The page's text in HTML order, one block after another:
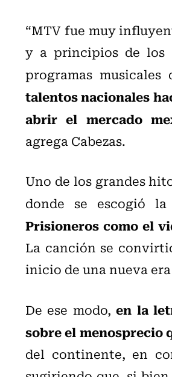
“MTV fue muy
y a principios de los
programas
talentos nacionales
abrir el mercado
agrega Cabezas.
Uno de los grandes
donde se escogió
Prisioneros como el
La canción se
inicio de una nueva
De ese modo,en la
sobre el menosprecio
del continente, en